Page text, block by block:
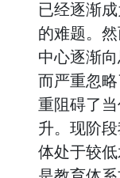
已经逐渐
的难题。
中心逐渐
而严重忽
重阻碍了
升。现阶
体处于较